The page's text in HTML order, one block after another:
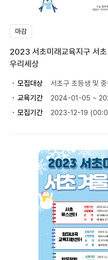
마감
2023 서초미래교육지구 서
우리세상
모집대상
서초구 초등생 및
교육기간
2024-01-05 ~
모집기간
2023-12-19